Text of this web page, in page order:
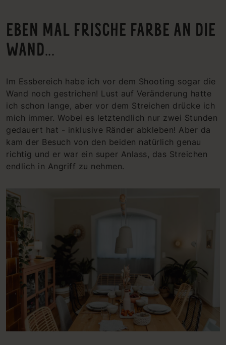
EBEN MAL FRISCHE FARBE AN DIE
WAND...
Im Essbereich habe ich vor dem Shooting sogar die
Wand noch gestrichen! Lust auf Veränderung hatte
ich schon lange, aber vor dem Streichen drücke ich
mich immer. Wobei es letztendlich nur zwei Stunden
gedauert hat - inklusive Ränder abkleben! Aber da
kam der Besuch von den beiden natürlich genau
richtig und er war ein super Anlass, das Streichen
endlich in Angriff zu nehmen.